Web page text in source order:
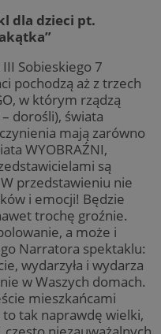
dla dzieci pt.
III Sobieskiego 7
pochodzą aż z trzech
w którym rządzą
dorośli), świata
mają zarówno
WYOBRAŹNI,
są
przedstawieniu nie
i emocji! Będzie
trochę groźnie.
a może i
Narratora spektaklu:
wydarzyła i wydarza
w Waszych domach.
mieszkańcami
tak naprawdę wielki,